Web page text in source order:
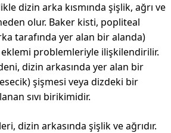
dizin arka kısmında şişlik, ağrı ve
neden olur. Baker kisti, popliteal
tarafında yer alan bir alanda)
eklemi problemleriyle ilişkilendirilir.
dizin arkasında yer alan bir
şişmesi veya dizdeki bir
sıvı birikimidir.
dizin arkasında şişlik ve ağrıdır.